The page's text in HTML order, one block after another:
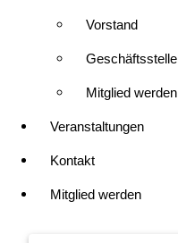
Vorstand
Geschäftsstelle
Mitglied werden
Veranstaltungen
Kontakt
Mitglied werden